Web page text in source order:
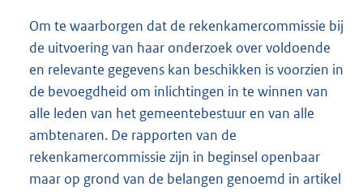
Om te waarborgen dat de rekenkamercommissie bij
de uitvoering van haar onderzoek over voldoende
en relevante gegevens kan beschikken is voorzien in
de bevoegdheid om inlichtingen in te winnen van
alle leden van het gemeentebestuur en van alle
ambtenaren. De rapporten van de
rekenkamercommissie zijn in beginsel openbaar
maar op grond van de belangen genoemd in artikel